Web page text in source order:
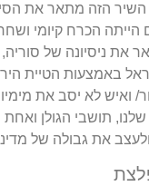
השיר הזה מתאר את
הכרח קיומי
את ניסיונה של סוריה,
באמצעות הטיית
/ ואיש לא יסב את
, תושבי הגולן
את גבולה של